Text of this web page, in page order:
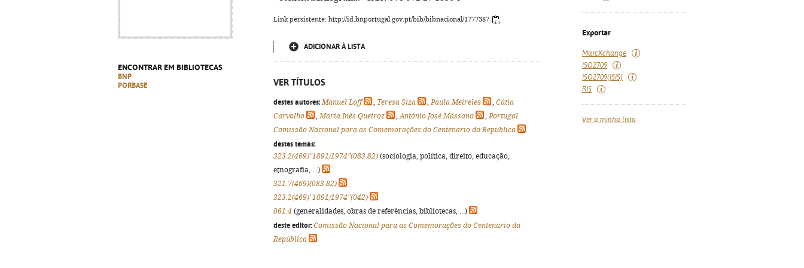
ENCONTRAR EM BIBLIOTECAS
BNP
PORBASE
Link persistente: http://id.bnportugal.gov.pt/bib/bibnacional/1777387
ADICIONAR À LISTA
VER TÍTULOS
destes autores: Manuel Loff , Teresa Siza ,Paula Meireles , Cátia
Carvalho
,Maria Inês Queiroz ,António José Massano ,Portugal.
Comissão Nacional para as Comemorações do Centenário da República
destes temas:
323.2(469)"1891/1974"(083.82) (sociologia, política, direito, educação,
etnografia, ...)
321.7(469)(083.82)
323.2(469)"1891/1974"(042)
061.4 (generalidades, obras de referências, bibliotecas, ...)
deste editor: Comissão Nacional para as Comemorações do Centenário da
República
Exportar
MarcXchange
ISO2709
ISO2709(ISIS)
RIS
Ver a minha lista